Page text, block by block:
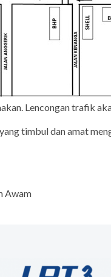
Lencongan trafik
timbul dan amat
Perhubungan